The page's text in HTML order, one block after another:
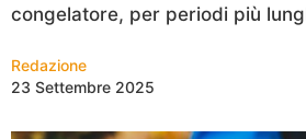
congelatore, per periodi più
Redazione
23 Settembre 2025